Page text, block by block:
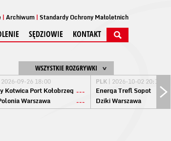
Archiwum Standardy Ochrony Małoletnich
SĘDZIOWIE KONTAKT
WSZYSTKIE ROZGRYWKI
09-26 18:00
Kotwica Port Kołobrzeg ---
Warszawa
---
PLK | 2026-10-02 20:15
Energa Trefl Sopot
Dziki Warszawa